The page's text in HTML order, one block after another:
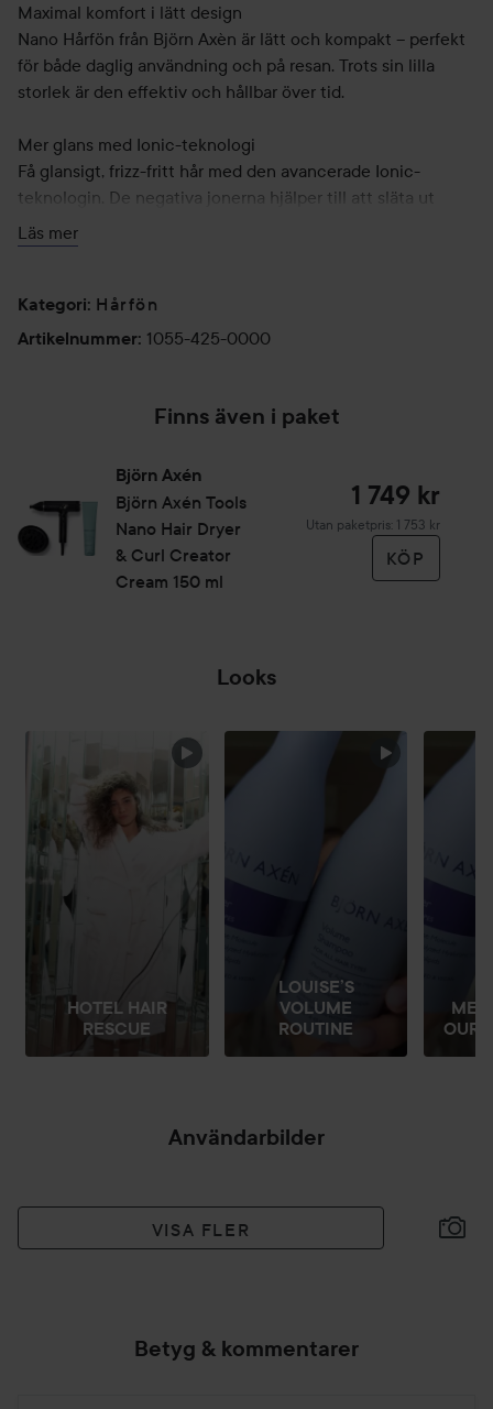
Maximal komfort i lätt design
Nano Hårfön från Björn Axèn är lätt och kompakt – perfekt
för både daglig användning och på resan. Trots sin lilla
storlek är den effektiv och hållbar över tid.
Mer glans med Ionic-teknologi
Få glansigt, frizz-fritt hår med den avancerade Ionic-
teknologin. De negativa jonerna hjälper till att släta ut
hårstråna och ger en naturligt glänsande frisyr.
Anpassa din hårtorkning med tre hastigheter och
temperaturer som passar just dig. Oavsett om du vill ha
Sätt frisyren med cool shot-funktionen
att fixera frisyren och sluta hårstrånas yttersta lager. Detta
ger långvariga resultat och en slät, blank look som håller
hela dagen.
Läs mer
Kategori: Hårfön
Artikelnummer: 1055-425-0000
Finns även i paket
Björn Axén
Björn Axén Tools
Nano Hair Dryer
& Curl Creator
Cream 150 ml
1 749 kr
Utan paketpris: 1 753 kr
KÖP
Looks
HOPPA ÖVER SEKTIONEN
HOTEL HAIR
RESCUE
LOUISE’S
VOLUME
ROUTINE
OUR
Användarbilder
VISA FLER
Betyg & kommentarer